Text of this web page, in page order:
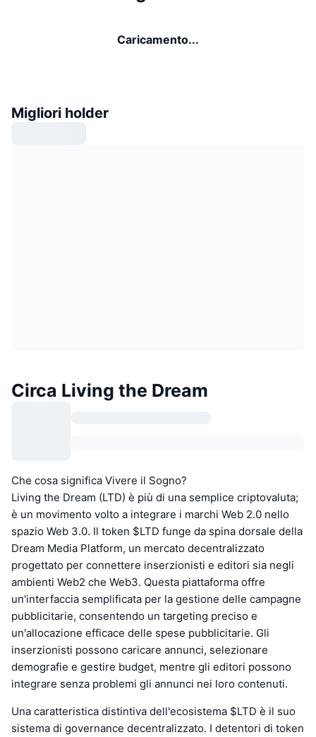
Caricamento...
Migliori holder
Circa Living the Dream
Che cosa significa Vivere il Sogno?
Living the Dream (LTD) è più di una semplice criptovaluta;
è un movimento volto a integrare i marchi Web 2.0 nello
spazio Web 3.0. Il token $LTD funge da spina dorsale della
Dream Media Platform, un mercato decentralizzato
progettato per connettere inserzionisti e editori sia negli
ambienti Web2 che Web3. Questa piattaforma offre
un'interfaccia semplificata per la gestione delle campagne
pubblicitarie, consentendo un targeting preciso e
un'allocazione efficace delle spese pubblicitarie. Gli
inserzionisti possono caricare annunci, selezionare
demografie e gestire budget, mentre gli editori possono
integrare senza problemi gli annunci nei loro contenuti.
Una caratteristica distintiva dell'ecosistema $LTD è il suo
sistema di governance decentralizzato. I detentori di token